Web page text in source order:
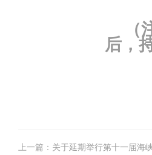
后，
上一篇：关于延期举行第十一届海